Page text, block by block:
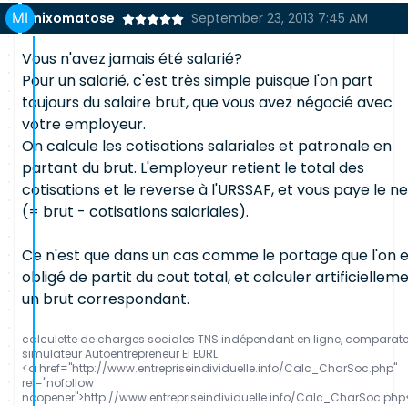
mixomatose September 23, 2013 7:45 AM
Vous n'avez jamais été salarié?
Pour un salarié, c'est très simple puisque l'on part
toujours du salaire brut, que vous avez négocié avec
votre employeur.
On calcule les cotisations salariales et patronale en
partant du brut. L'employeur retient le total des
cotisations et le reverse à l'URSSAF, et vous paye le
(= brut - cotisations salariales).
Ce n'est que dans un cas comme le portage que l'on
obligé de partit du cout total, et calculer
un brut correspondant.
calculette de charges sociales TNS indépendant en ligne,
simulateur Autoentrepreneur EI EURL
<a href="http://www.entrepriseindividuelle.info/Calc_CharSoc.php"
rel="nofollow
noopener">http://www.entrepriseindividuelle.info/